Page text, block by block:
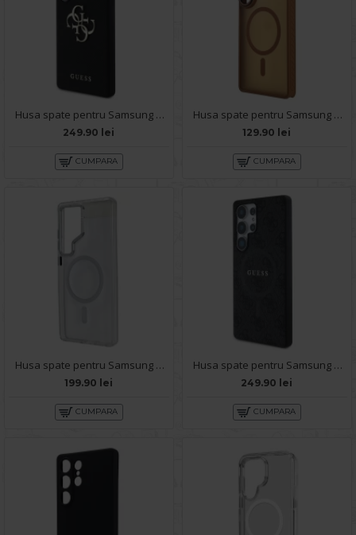
Husa spate pentru Samsung Galaxy S25 Ultra Guess Metal Logo - Negru
249.90 lei
CUMPARA
Husa spate pentru Samsung Galaxy S25 Ultra Matte Case Magsafe - Semitransparent/Auriu
129.90 lei
CUMPARA
Husa spate pentru Samsung Galaxy S25 Ultra Berlia Magsafe Series - Transparent
199.90 lei
CUMPARA
Husa spate pentru Samsung Galaxy S25 Ultra Guess Magsafe - Negru
249.90 lei
CUMPARA